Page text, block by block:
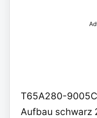
T65A280-
Aufbau schwarz